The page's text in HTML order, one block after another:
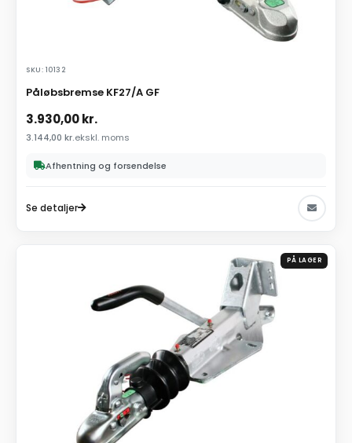
SKU: 10132
Påløbsbremse KF27/A GF
3.930,00kr.
3.144,00 kr.ekskl. moms
Afhentning og forsendelse
Se detaljer
PÅ LAGER